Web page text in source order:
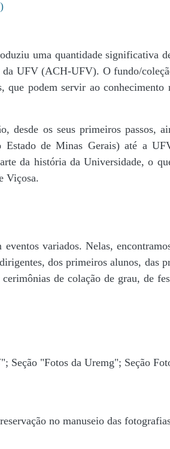
uma quantidade significativa
UFV (ACH-UFV). O fundo/
podem servir ao
desde os seus primeiros passos,
de Minas Gerais) até a
da história da Universidade, o
Viçosa.
variados. Nelas,
​dos primeiros alunos, das
de colação de grau, de
Seção "Fotos da Uremg"; Seção
no manuseio das